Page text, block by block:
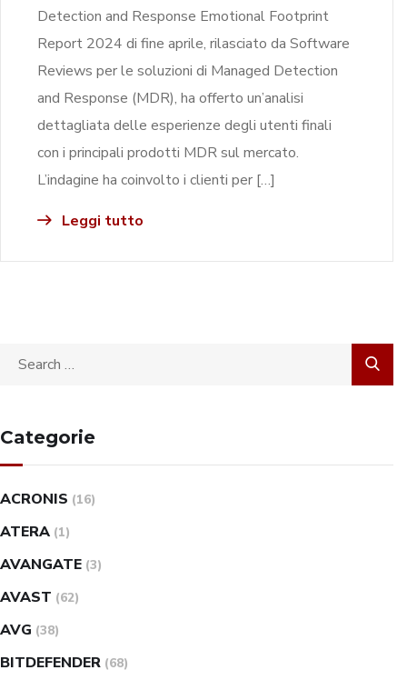
Detection and Response Emotional Footprint
Report 2024 di fine aprile, rilasciato da Software
Reviews per le soluzioni di Managed Detection
and Response (MDR), ha offerto un’analisi
dettagliata delle esperienze degli utenti finali
con i principali prodotti MDR sul mercato.
L’indagine ha coinvolto i clienti per […]
Leggi tutto
Categorie
ACRONIS (16)
ATERA (1)
AVANGATE (3)
AVAST (62)
AVG (38)
BITDEFENDER (68)